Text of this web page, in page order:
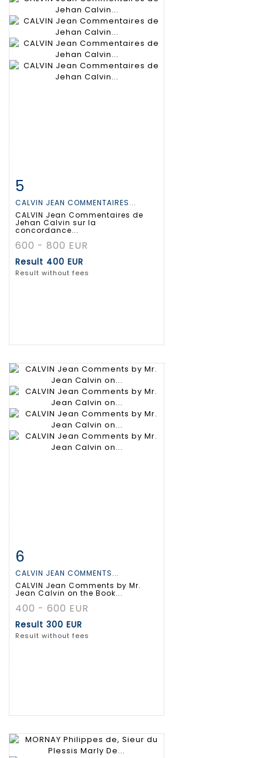
5
CALVIN JEAN COMMENTAIRES...
CALVIN Jean Commentaires de
Jehan Calvin sur la
concordance...
600 - 800 EUR
Result 400 EUR
Result without fees
6
CALVIN JEAN COMMENTS...
CALVIN Jean Comments by Mr.
Jean Calvin on the Book...
400 - 600 EUR
Result 300 EUR
Result without fees